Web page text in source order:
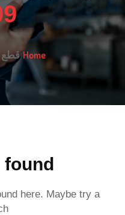
Homeقطع
here. Maybe try a